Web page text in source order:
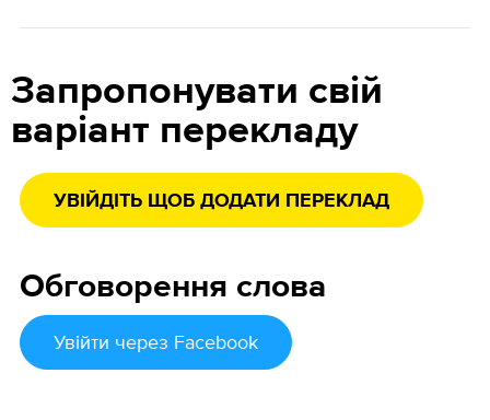
Запропонувати свій
варіант перекладу
УВІЙДІТЬ ЩОБ ДОДАТИ ПЕРЕКЛАД
Обговорення слова
Увійти через Facebook